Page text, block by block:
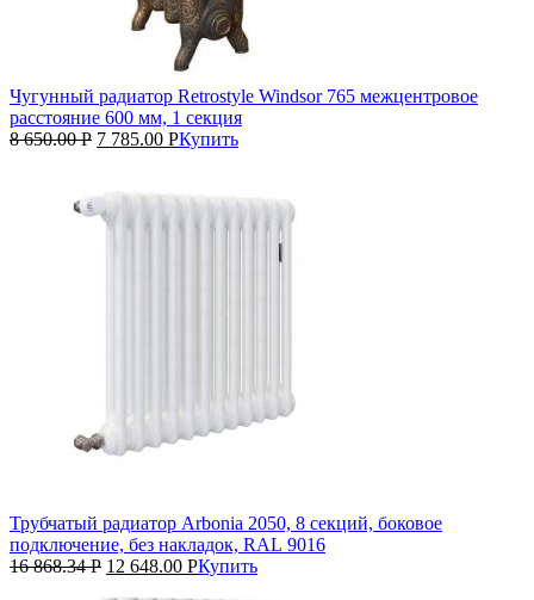
Чугунный радиатор Retrostyle Windsor 765 межцентровое
расстояние 600 мм, 1 секция
8 650.00Р 7 785.00 РКупить
Трубчатый радиатор Arbonia 2050, 8 секций, боковое
подключение, без накладок, RAL 9016
16 868.34Р 12 648.00 РКупить